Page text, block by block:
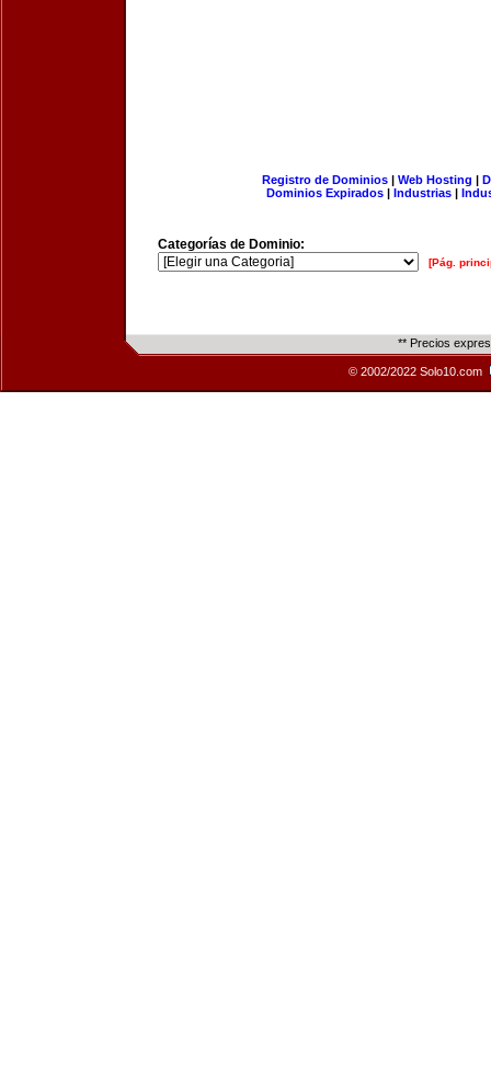
Registro de Dominios| Web Hosting |
Dominios Expirados | Industrias |
Categorías de Dominio:
[Pág.
** Precios
© 2002/2022 Solo10.com